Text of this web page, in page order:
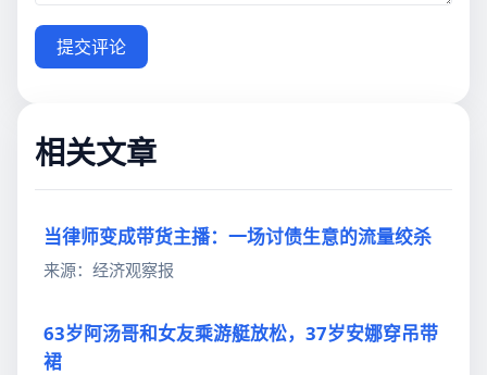
提交评论
相关文章
当律师变成带货主播：一场讨债生意的流量绞杀
来源：经济观察报
63岁阿汤哥和女友乘游艇放松，37岁安娜穿吊带
裙